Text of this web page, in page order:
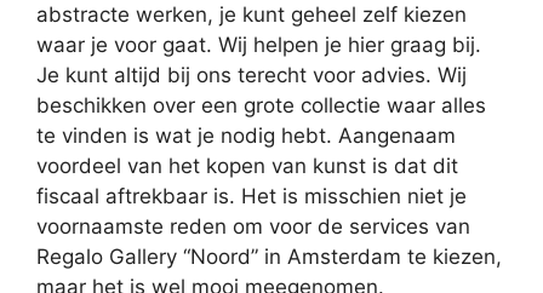
abstracte werken, je kunt geheel zelf kiezen
waar je voor gaat. Wij helpen je hier graag bij.
Je kunt altijd bij ons terecht voor advies. Wij
beschikken over een grote collectie waar alles
te vinden is wat je nodig hebt. Aangenaam
voordeel van het kopen van kunst is dat dit
fiscaal aftrekbaar is. Het is misschien niet je
voornaamste reden om voor de services van
Regalo Gallery “Noord” in Amsterdam te kiezen,
maar het is wel mooi meegenomen.